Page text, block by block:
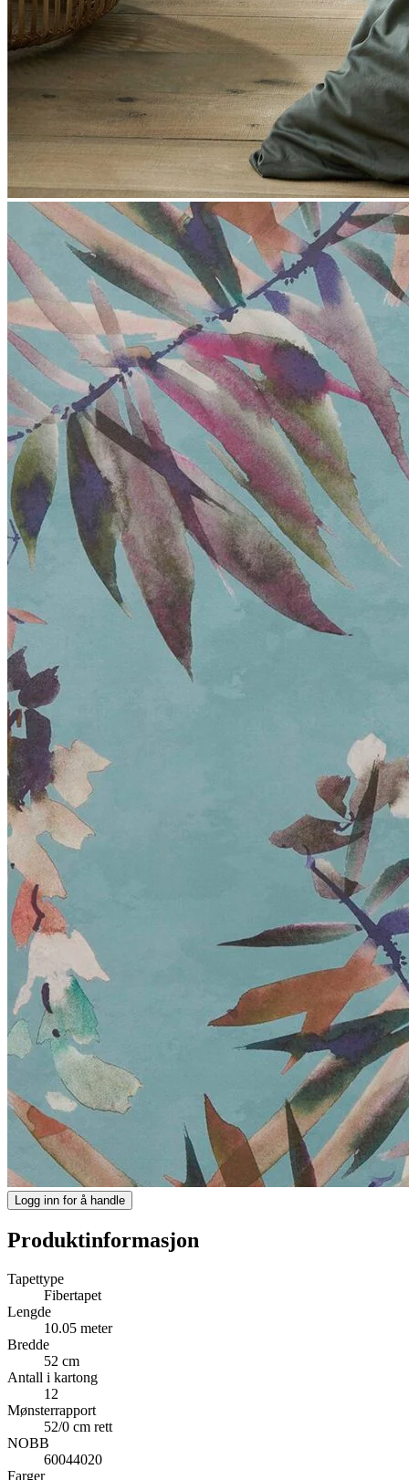
Logg inn for å handle
Produktinformasjon
Tapettype
Fibertapet
Lengde
10.05 meter
Bredde
52 cm
Antall i kartong
12
Mønsterrapport
52/0 cm rett
NOBB
60044020
Farger